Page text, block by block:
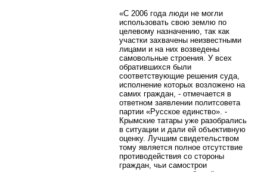
«С 2006 года люди не могли
использовать свою землю по
целевому назначению, так как
участки захвачены неизвестными
лицами и на них возведены
самовольные строения. У всех
обратившихся были
соответствующие решения суда,
исполнение которых возложено на
самих граждан, - отмечается в
ответном заявлении политсовета
партии «Русское единство». -
Крымские татары уже разобрались
в ситуации и дали ей объективную
оценку. Лучшим свидетельством
тому является полное отсутствие
противодействия со стороны
граждан, чьи самострои